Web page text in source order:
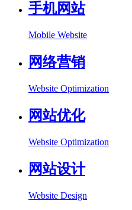
手机网站
Mobile Website
网络营销
Website Optimization
网站优化
Website Optimization
网站设计
Website Design